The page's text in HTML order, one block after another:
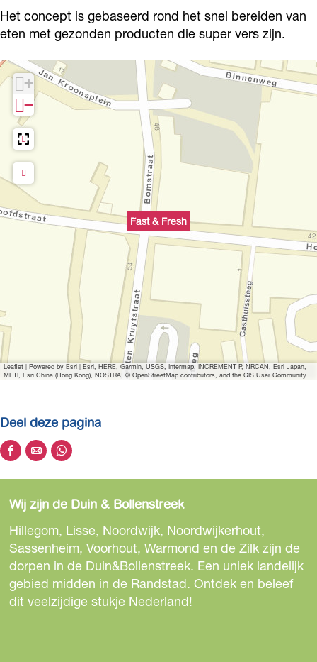
h
e
s
r
e
h
h
F
r
h
Het concept is gebaseerd rond het snel bereiden van
eten met gezonden producten die super vers zijn.
Fast & Fresh
+
−
Leaflet | Powered by Esri | Esri, HERE, Garmin, USGS, Intermap, INCREMENT P, NRCAN, Esri Japan,
METI, Esri China (Hong Kong), NOSTRA, © OpenStreetMap contributors, and the GIS User Community
Deel deze pagina
D
e
l
d
e
z
e
p
D
e
l
d
e
z
e
p
D
e
l
d
e
z
e
p
Wij zijn de Duin & Bollenstreek
Hillegom, Lisse, Noordwijk, Noordwijkerhout,
Sassenheim, Voorhout, Warmond en de Zilk zijn de
dorpen in de Duin&Bollenstreek. Een uniek landelijk
gebied midden in de Randstad. Ontdek en beleef
dit veelzijdige stukje Nederland!